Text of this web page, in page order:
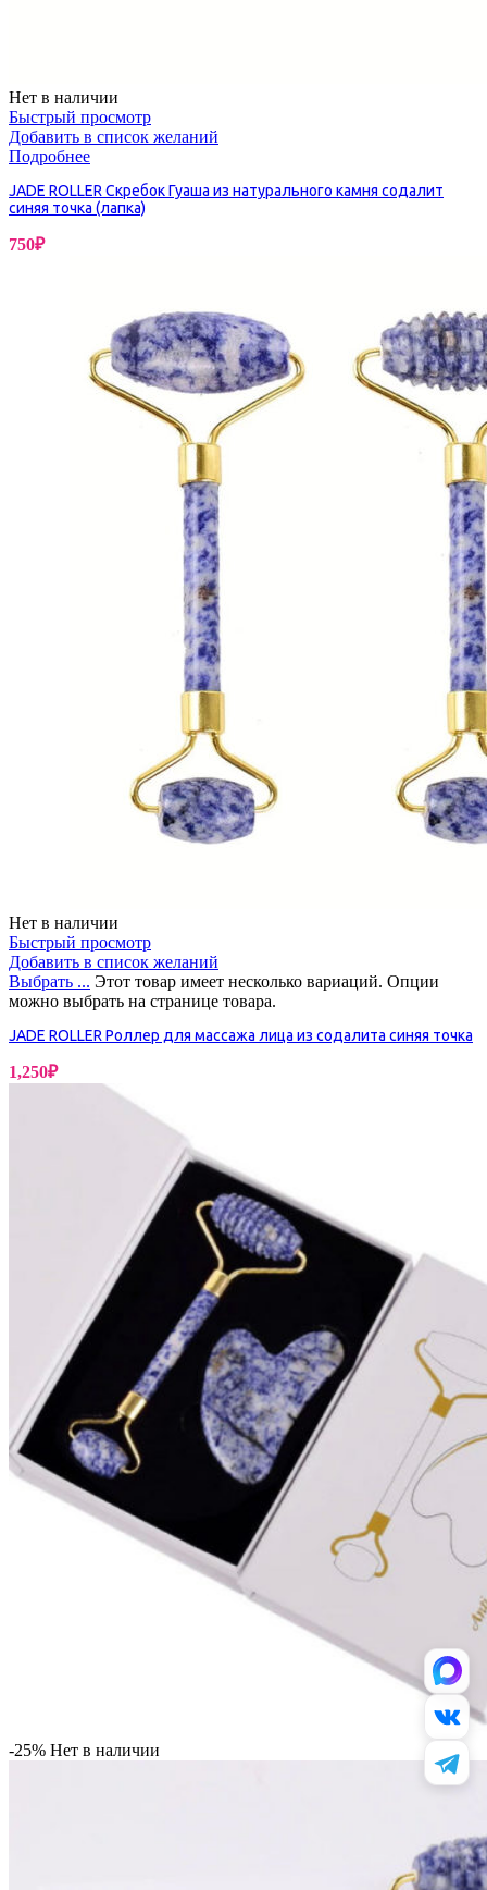
Нет в наличии
Быстрый просмотр
Добавить в список желаний
Подробнее
JADE ROLLER Скребок Гуаша из натурального камня содалит
синяя точка (лапка)
750₽
Нет в наличии
Быстрый просмотр
Добавить в список желаний
Выбрать ... Этот товар имеет несколько вариаций. Опции
можно выбрать на странице товара.
JADE ROLLER Роллер для массажа лица из содалита синяя точка
1,250₽
-25% Нет в наличии